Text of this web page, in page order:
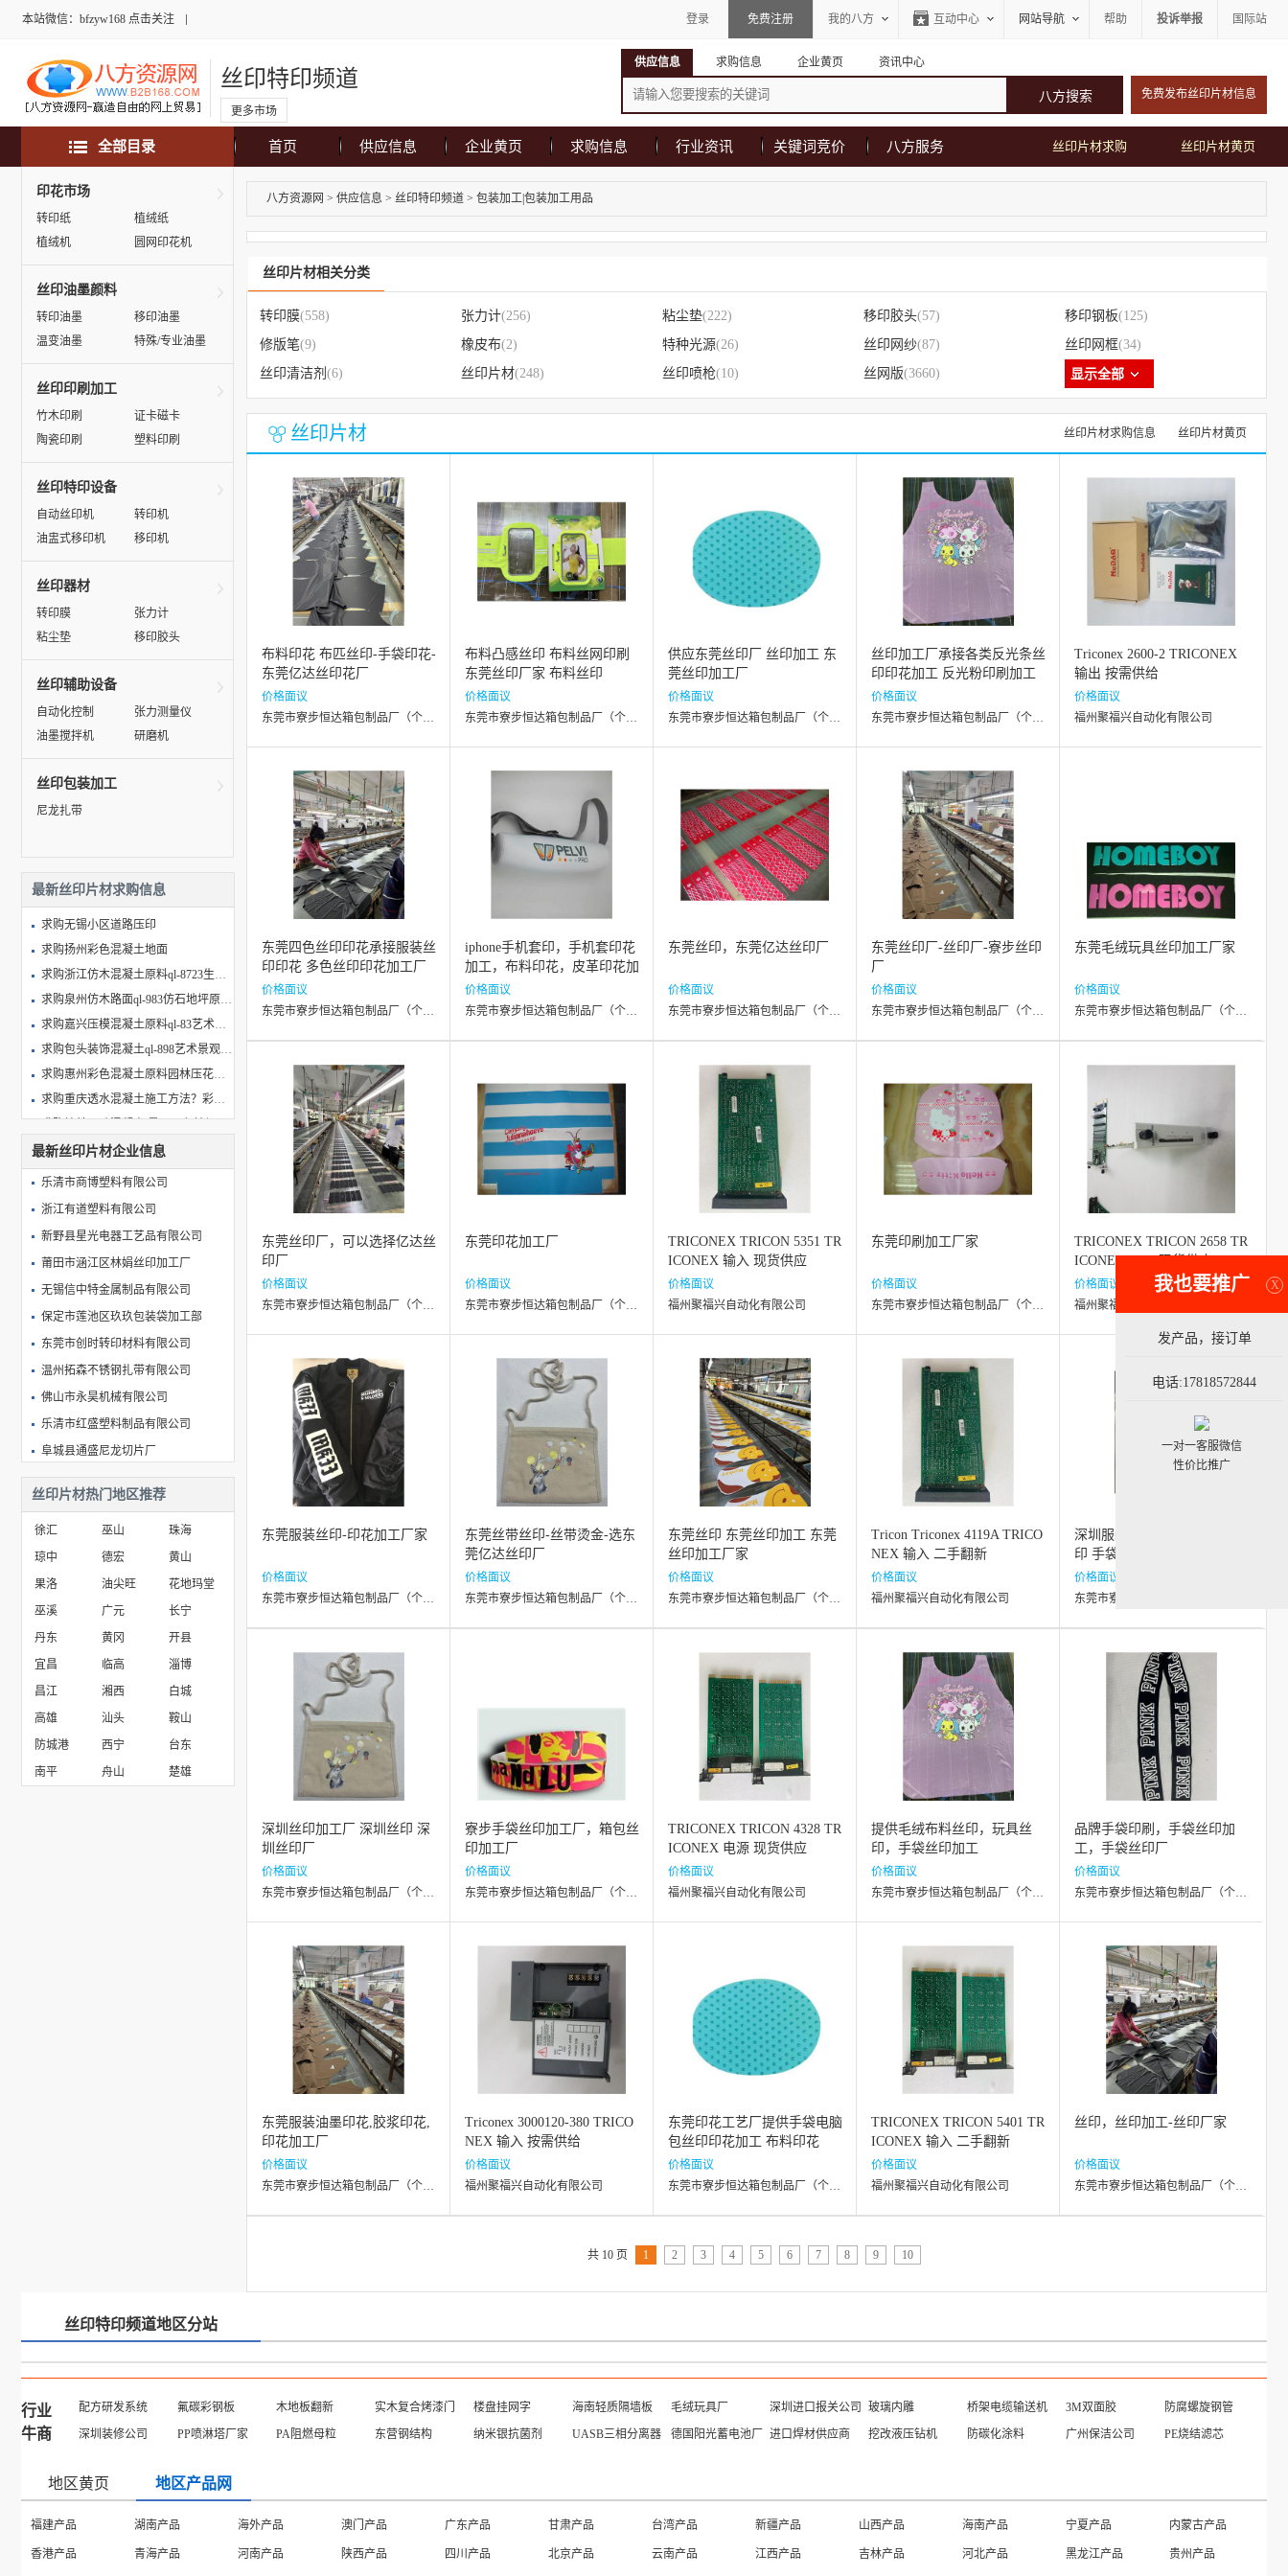
登录 免费注册 我的八方 互动中心 网站导航 帮助 投诉举报 国际站
本站微信：bfzyw168 点击关注
丝印特印频道
更多市场
免费发布丝印片材信息
供应信息 求购信息 企业黄页 资讯中心
全部目录 首页 供应信息 企业黄页 求购信息 行业资讯 关键词竞价 八方服务 丝印片材黄页
丝印片材求购
印花市场
转印纸
植绒纸
植绒机
圆网印花机
丝印油墨颜料
转印油墨
移印油墨
温变油墨
特殊/专业油墨
丝印印刷加工
竹木印刷
证卡磁卡
陶瓷印刷
塑料印刷
丝印特印设备
自动丝印机
转印机
油盅式移印机
移印机
丝印器材
转印膜
张力计
粘尘垫
移印胶头
丝印辅助设备
自动化控制
张力测量仪
油墨搅拌机
研磨机
丝印包装加工
尼龙扎带
最新丝印片材求购信息
求购无锡小区道路压印
求购扬州彩色混凝土地面
求购浙江仿木混凝土原料ql-8723生态亚膜地坪压花地坪厂家价格
求购泉州仿木路面ql-983仿石地坪原料厂家直销价格及施工
求购嘉兴压模混凝土原料ql-83艺术景观压花地坪杭州勤路厂家价格
求购包头装饰混凝土ql-898艺术景观压花压模地坪原料厂家价格
求购惠州彩色混凝土原料园林压花地坪 生态压印地坪材料厂家价格
求购重庆透水混凝土施工方法？彩色透水地坪材料有哪些？
最新丝印片材企业信息
乐清市商博塑料有限公司
浙江有道塑料有限公司
新野县星光电器工艺品有限公司
莆田市涵江区林娟丝印加工厂
无锡信中特金属制品有限公司
保定市莲池区玖玖包装袋加工部
东莞市创时转印材料有限公司
温州拓森不锈钢扎带有限公司
佛山市永昊机械有限公司
乐清市红盛塑料制品有限公司
阜城县通盛尼龙切片厂
东莞市赞合实业有限公司
乐清市达人电气有限公司
大连巨尔达科技发展有限公司
丝印片材热门地区推荐
徐汇 巫山
珠海
琼中
德宏
黄山
果洛
油尖旺
花地玛堂
巫溪
广元
长宁
丹东
黄冈
开县
宜昌
临高
淄博
昌江
湘西
白城
高雄
汕头
鞍山
防城港
西宁
台东
南平
舟山 楚雄
八方资源网 > 供应信息 > 丝印特印频道 > 包装加工|包装加工用品
丝印片材相关分类
转印膜(558) 张力计(256) 粘尘垫(222) 移印胶头(57) 移印钢板(125)
修版笔(9) 橡皮布(2) 特种光源(26) 丝印网纱(87) 丝印网框(34)
丝印清洁剂 (6) 丝印片材(248) 丝印喷枪(10) 丝网版(3660) 显示全部
丝印片材 丝印片材求购信息 丝印片材黄页
布料印花 布匹丝印-手袋印花-
东莞亿达丝印花厂
价格面议
东莞市寮步恒达箱包制品厂（个体工商户）
布料凸感丝印 布料丝网印刷
东莞丝印厂家 布料丝印
价格面议
东莞市寮步恒达箱包制品厂（个体工商户）
供应东莞丝印厂 丝印加工 东
莞丝印加工厂
价格面议
东莞市寮步恒达箱包制品厂（个体工商户）
丝印加工厂承接各类反光条丝
印印花加工 反光粉印刷加工
价格面议
东莞市寮步恒达箱包制品厂（个体工商户）
Triconex 2600-2 TRICONEX
输出 按需供给
价格面议
福州聚福兴自动化有限公司
东莞四色丝印印花承接服装丝
印印花 多色丝印印花加工厂
价格面议
东莞市寮步恒达箱包制品厂（个体工商户）
iphone手机套印，手机套印花
加工，布料印花，皮革印花加
价格面议
东莞市寮步恒达箱包制品厂（个体工商户）
东莞丝印，东莞亿达丝印厂
价格面议
东莞市寮步恒达箱包制品厂（个体工商户）
东莞丝印厂-丝印厂-寮步丝印
厂
价格面议
东莞市寮步恒达箱包制品厂（个体工商户）
东莞毛绒玩具丝印加工厂家
价格面议
东莞市寮步恒达箱包制品厂（个体工商户）
东莞丝印厂，可以选择亿达丝
印厂
价格面议
东莞市寮步恒达箱包制品厂（个体工商户）
东莞印花加工厂
价格面议
东莞市寮步恒达箱包制品厂（个体工商户）
TRICONEX TRICON 5351 TR
ICONEX 输入 现货供应
价格面议
福州聚福兴自动化有限公司
东莞印刷加工厂家
价格面议
东莞市寮步恒达箱包制品厂（个体工商户）
TRICONEX TRICON 2658 TR
ICONEX CPU 现货供应
价格面议
福州聚福兴自动化有限公司
东莞服装丝印-印花加工厂家
价格面议
东莞市寮步恒达箱包制品厂（个体工商户）
东莞丝带丝印-丝带烫金-选东
莞亿达丝印厂
价格面议
东莞市寮步恒达箱包制品厂（个体工商户）
东莞丝印 东莞丝印加工 东莞
丝印加工厂家
价格面议
东莞市寮步恒达箱包制品厂（个体工商户）
Tricon Triconex 4119A TRICO
NEX 输入 二手翻新
价格面议
福州聚福兴自动化有限公司
深圳服装外套丝印 风衣布丝
印 手袋丝印 鞋材丝印
价格面议
深圳丝印加工厂 深圳丝印 深
圳丝印厂
价格面议
东莞市寮步恒达箱包制品厂（个体工商户）
寮步手袋丝印加工厂，箱包丝
印加工厂
价格面议
东莞市寮步恒达箱包制品厂（个体工商户）
TRICONEX TRICON 4328 TR
ICONEX 电源 现货供应
价格面议
福州聚福兴自动化有限公司
提供毛绒布料丝印，玩具丝
印，手袋丝印加工
价格面议
东莞市寮步恒达箱包制品厂（个体工商户）
品牌手袋印刷，手袋丝印加
工，手袋丝印厂
价格面议
东莞市寮步恒达箱包制品厂（个体工商户）
东莞服装油墨印花,胶浆印花,
印花加工厂
价格面议
东莞市寮步恒达箱包制品厂（个体工商户）
Triconex 3000120-380 TRICO
NEX 输入 按需供给
价格面议
福州聚福兴自动化有限公司
东莞印花工艺厂提供手袋电脑
包丝印印花加工 布料印花
价格面议
东莞市寮步恒达箱包制品厂（个体工商户）
TRICONEX TRICON 5401 TR
ICONEX 输入 二手翻新
价格面议
福州聚福兴自动化有限公司
丝印，丝印加工-丝印厂家
价格面议
东莞市寮步恒达箱包制品厂（个体工商户）
共 10 页 1 2 3 4 5 6 7 8 9 10
丝印特印频道地区分站
行业
牛商
配方研发系统 氟碳彩钢板 木地板翻新 实木复合烤漆门 楼盘挂网字 海南轻质隔墙板 毛绒玩具厂 深圳进口报关公司 玻璃内雕 桥架电缆输送机 3M双面胶
防腐螺旋钢管
深圳装修公司
PP喷淋塔厂家 PA阻燃母粒 东营钢结构 纳米银抗菌剂 UASB三相分离器 德国阳光蓄电池厂 进口焊材供应商 挖改液压钻机 防碳化涂料 广州保洁公司 PE烧结滤芯
地区黄页 地区产品网
福建产品 湖南产品 海外产品 澳门产品 广东产品 甘肃产品 台湾产品 新疆产品 山西产品 海南产品 宁夏产品 内蒙古产品
香港产品 青海产品 河南产品 陕西产品 四川产品 北京产品 云南产品 江西产品 吉林产品 河北产品 黑龙江产品 贵州产品
X
我也要推广
发产品，接订单
电话:17818572844
一对一客服微信
性价比推广